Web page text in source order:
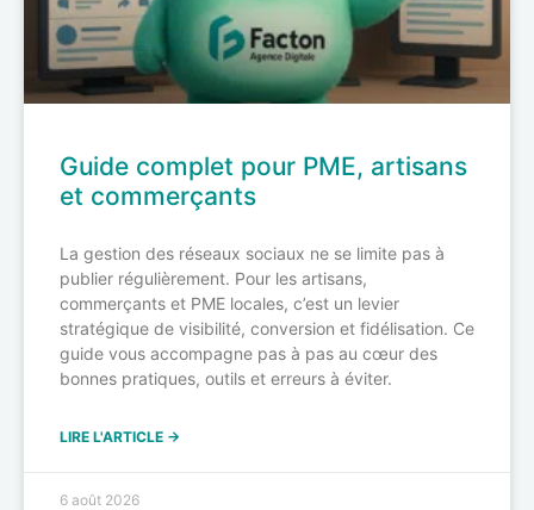
Guide complet pour PME, artisans
et commerçants
La gestion des réseaux sociaux ne se limite pas à
publier régulièrement. Pour les artisans,
commerçants et PME locales, c’est un levier
stratégique de visibilité, conversion et fidélisation. Ce
guide vous accompagne pas à pas au cœur des
bonnes pratiques, outils et erreurs à éviter.
LIRE L'ARTICLE →
6 août 2026